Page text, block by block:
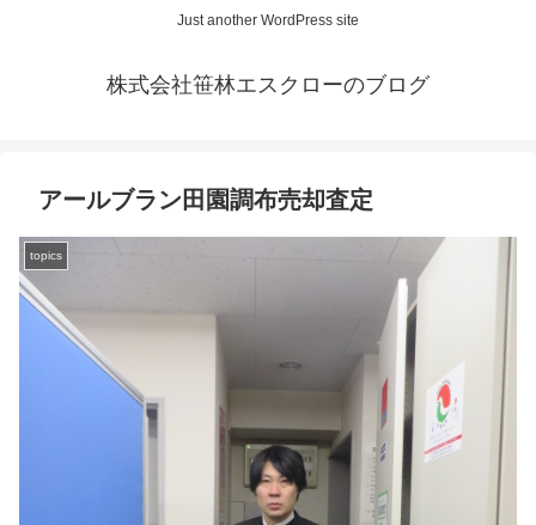
Just another WordPress site
株式会社笹林エスクローのブログ
アールブラン田園調布売却査定
topics